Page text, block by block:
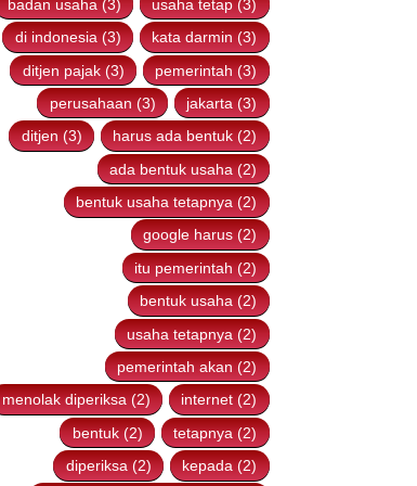
di indonesia (3)
kata darmin (3)
ditjen pajak (3)
pemerintah (3)
perusahaan (3)
jakarta (3)
ditjen (3)
harus ada bentuk (2)
ada bentuk usaha (2)
bentuk usaha tetapnya (2)
google harus (2)
itu pemerintah (2)
bentuk usaha (2)
usaha tetapnya (2)
pemerintah akan (2)
menolak diperiksa (2)
internet (2)
bentuk (2)
tetapnya (2)
diperiksa (2)
kepada (2)